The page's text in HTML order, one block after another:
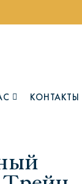
КОНТАКТЫ